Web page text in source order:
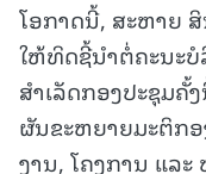
ໂອກາດນີ້, ສະຫາຍ
ໃຫ້ທິດຊີ້ນຳຕໍ່ຄະນະ
ສຳເລັດກອງປະຊຸມຄັ້
ຜັນຂະຫຍາຍມະຕິກ
ງານ, ໂຄງການ ແລ